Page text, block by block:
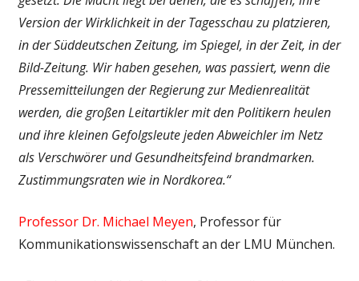
Version der Wirklichkeit in der Tagesschau zu platzieren,
in der Süddeutschen Zeitung, im Spiegel, in der Zeit, in der
Bild-Zeitung. Wir haben gesehen, was passiert, wenn die
Pressemitteilungen der Regierung zur Medienrealität
werden, die großen Leitartikler mit den Politikern heulen
und ihre kleinen Gefolgsleute jeden Abweichler im Netz
als Verschwörer und Gesundheitsfeind brandmarken.
Zustimmungsraten wie in Nordkorea.“
Professor Dr. Michael Meyen, Professor für
Kommunikationswissenschaft an der LMU München.